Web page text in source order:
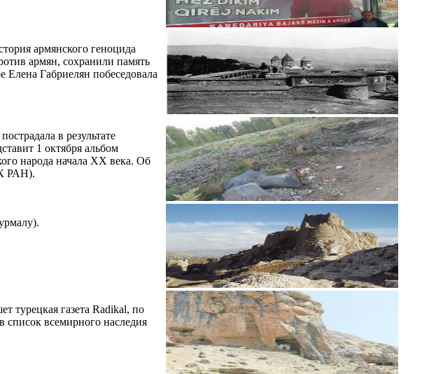
армянского геноцида
армян, сохранили память
Габриелян побеседовала
в результате
1 октября альбом
народа начала ХХ века. Об
РАН).
турецкая газета Radikal, по
список всемирного наследия